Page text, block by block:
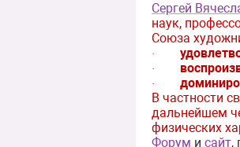
Сергей
наук,
Союза
·
·
·
В частности
дальнейшем
физических
Форум и сайт,